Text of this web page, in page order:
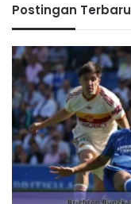
Postingan Terbaru